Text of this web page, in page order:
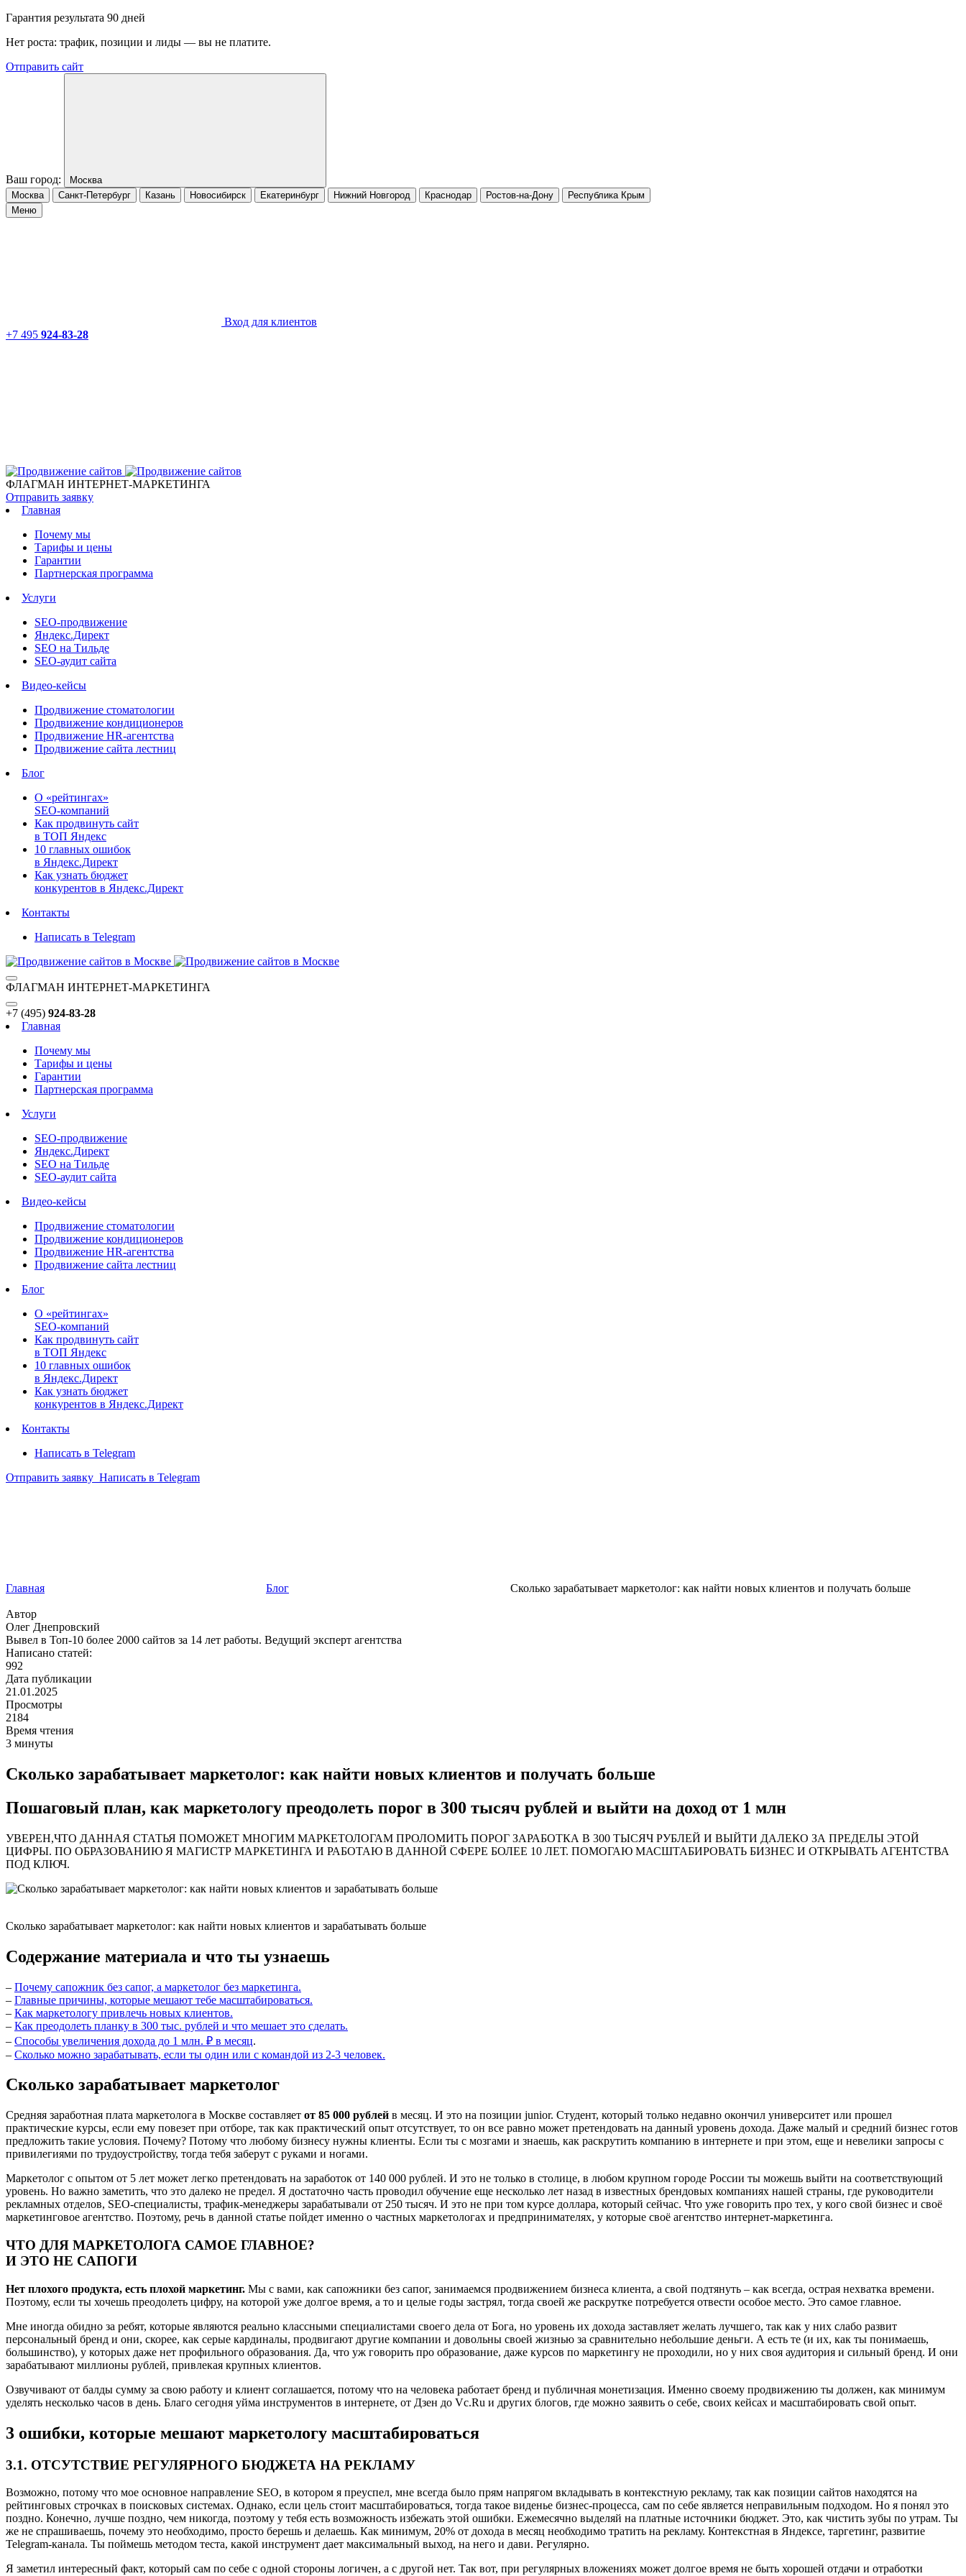
Гарантия результата 90 дней
Нет роста: трафик, позиции и лиды — вы не платите.
Отправить сайт
Ваш город:
Москва
Москва
Санкт-Петербург Казань Новосибирск Екатеринбург Нижний Новгород Краснодар Ростов-на-Дону
Республика Крым
Меню
Вход для клиентов
+7 495 924-83-28
ФЛАГМАН ИНТЕРНЕТ-МАРКЕТИНГА
Отправить заявку
Главная
Почему мы
Тарифы и цены
Гарантии
Партнерская программа
Услуги
SEO-продвижение
Яндекс.Директ
SEO на Тильде
SEO-аудит сайта
Видео-кейсы
Продвижение стоматологии
Продвижение кондиционеров
Продвижение HR-агентства
Продвижение сайта лестниц
Блог
О «рейтингах»
SEO-компаний
Как продвинуть сайт
в ТОП Яндекс
10 главных ошибок
в Яндекс.Директ
Как узнать бюджет
конкурентов в Яндекс.Директ
Контакты
Написать в Telegram
ФЛАГМАН ИНТЕРНЕТ-МАРКЕТИНГА
+7 (495) 924-83-28
Главная
Почему мы
Тарифы и цены
Гарантии
Партнерская программа
Услуги
SEO-продвижение
Яндекс.Директ
SEO на Тильде
SEO-аудит сайта
Видео-кейсы
Продвижение стоматологии
Продвижение кондиционеров
Продвижение HR-агентства
Продвижение сайта лестниц
Блог
О «рейтингах»
SEO-компаний
Как продвинуть сайт
в ТОП Яндекс
10 главных ошибок
в Яндекс.Директ
Как узнать бюджет
конкурентов в Яндекс.Директ
Контакты
Написать в Telegram
Отправить заявку Написать в Telegram
Главная Блог Сколько зарабатывает маркетолог: как найти новых клиентов и получать больше
Автор
Олег Днепровский
Вывел в Топ-10 более 2000 сайтов за 14 лет работы. Ведущий эксперт агентства
Написано статей:
992
Дата публикации
21.01.2025
Просмотры
2184
Время чтения
3 минуты
Сколько зарабатывает маркетолог: как найти новых клиентов и получать больше
Пошаговый план, как маркетологу преодолеть порог в 300 тысяч рублей и выйти на доход от 1 млн
УВЕРЕН,ЧТО ДАННАЯ СТАТЬЯ ПОМОЖЕТ МНОГИМ МАРКЕТОЛОГАМ ПРОЛОМИТЬ ПОРОГ ЗАРАБОТКА В 300 ТЫСЯЧ РУБЛЕЙ И ВЫЙТИ ДАЛЕКО ЗА ПРЕДЕЛЫ ЭТОЙ
ЦИФРЫ. ПО ОБРАЗОВАНИЮ Я МАГИСТР МАРКЕТИНГА И РАБОТАЮ В ДАННОЙ СФЕРЕ БОЛЕЕ 10 ЛЕТ. ПОМОГАЮ МАСШТАБИРОВАТЬ БИЗНЕС И ОТКРЫВАТЬ АГЕНТСТВА
ПОД КЛЮЧ.
Сколько зарабатывает маркетолог: как найти новых клиентов и зарабатывать больше
Содержание материала и что ты узнаешь
– Почему сапожник без сапог, а маркетолог без маркетинга.
– Главные причины, которые мешают тебе масштабироваться.
– Как маркетологу привлечь новых клиентов.
– Как преодолеть планку в 300 тыс. рублей и что мешает это сделать.
– Способы увеличения дохода до 1 млн. ₽ в месяц.
– Сколько можно зарабатывать, если ты один или с командой из 2-3 человек.
Сколько зарабатывает маркетолог
Средняя заработная плата маркетолога в Москве составляет от 85 000 рублей в месяц. И это на позиции junior. Студент, который только недавно окончил университет или прошел
практические курсы, если ему повезет при отборе, так как практический опыт отсутствует, то он все равно может претендовать на данный уровень дохода. Даже малый и средний бизнес готов
предложить такие условия. Почему? Потому что любому бизнесу нужны клиенты. Если ты с мозгами и знаешь, как раскрутить компанию в интернете и при этом, еще и невелики запросы с
привилегиями по трудоустройству, тогда тебя заберут с руками и ногами.
Маркетолог с опытом от 5 лет может легко претендовать на заработок от 140 000 рублей. И это не только в столице, в любом крупном городе России ты можешь выйти на соответствующий
уровень. Но важно заметить, что это далеко не предел. Я достаточно часть проводил обучение еще несколько лет назад в известных брендовых компаниях нашей страны, где руководители
рекламных отделов, SEO-специалисты, трафик-менеджеры зарабатывали от 250 тысяч. И это не при том курсе доллара, который сейчас. Что уже говорить про тех, у кого свой бизнес и своё
маркетинговое агентство. Поэтому, речь в данной статье пойдет именно о частных маркетологах и предпринимателях, у которые своё агентство интернет-маркетинга.
ЧТО ДЛЯ МАРКЕТОЛОГА САМОЕ ГЛАВНОЕ?
И ЭТО НЕ САПОГИ
Нет плохого продукта, есть плохой маркетинг. Мы с вами, как сапожники без сапог, занимаемся продвижением бизнеса клиента, а свой подтянуть – как всегда, острая нехватка времени.
Поэтому, если ты хочешь преодолеть цифру, на которой уже долгое время, а то и целые годы застрял, тогда своей же раскрутке потребуется отвести особое место. Это самое главное.
Мне иногда обидно за ребят, которые являются реально классными специалистами своего дела от Бога, но уровень их дохода заставляет желать лучшего, так как у них слабо развит
персональный бренд и они, скорее, как серые кардиналы, продвигают другие компании и довольны своей жизнью за сравнительно небольшие деньги. А есть те (и их, как ты понимаешь,
большинство), у которых даже нет профильного образования. Да, что уж говорить про образование, даже курсов по маркетингу не проходили, но у них своя аудитория и сильный бренд. И они
зарабатывают миллионы рублей, привлекая крупных клиентов.
Озвучивают от балды сумму за свою работу и клиент соглашается, потому что на человека работает бренд и публичная монетизация. Именно своему продвижению ты должен, как минимум
уделять несколько часов в день. Благо сегодня уйма инструментов в интернете, от Дзен до Vc.Ru и других блогов, где можно заявить о себе, своих кейсах и масштабировать свой опыт.
3 ошибки, которые мешают маркетологу масштабироваться
3.1. ОТСУТСТВИЕ РЕГУЛЯРНОГО БЮДЖЕТА НА РЕКЛАМУ
Возможно, потому что мое основное направление SEO, в котором я преуспел, мне всегда было прям напрягом вкладывать в контекстную рекламу, так как позиции сайтов находятся на
рейтинговых строчках в поисковых системах. Однако, если цель стоит масштабироваться, тогда такое виденье бизнес-процесса, сам по себе является неправильным подходом. Но я понял это
поздно. Конечно, лучше поздно, чем никогда, поэтому у тебя есть возможность избежать этой ошибки. Ежемесячно выделяй на платные источники бюджет. Это, как чистить зубы по утрам. Ты
же не спрашиваешь, почему это необходимо, просто берешь и делаешь. Как минимум, 20% от дохода в месяц необходимо тратить на рекламу. Контекстная в Яндексе, таргетинг, развитие
Telegram-канала. Ты поймешь методом теста, какой инструмент дает максимальный выход, на него и дави. Регулярно.
Я заметил интересный факт, который сам по себе с одной стороны логичен, а с другой нет. Так вот, при регулярных вложениях может долгое время не быть хорошей отдачи и отработки